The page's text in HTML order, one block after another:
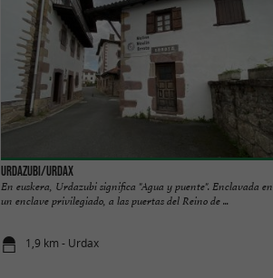
URDAZUBI/URDAX
En euskera, Urdazubi significa "Agua y puente". Enclavada en
un enclave privilegiado, a las puertas del Reino de ...
1,9 km - Urdax